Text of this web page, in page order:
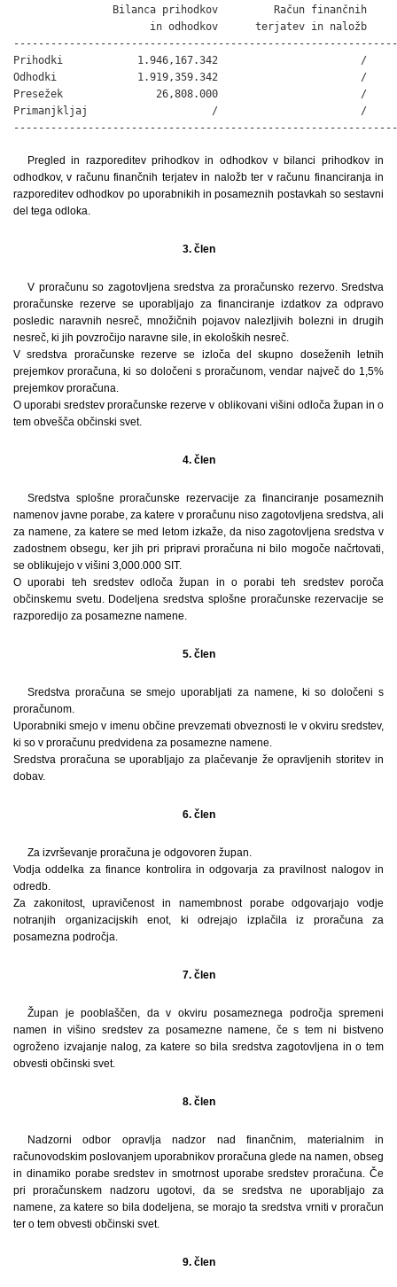
Bilanca prihodkov         Račun finančnih
in odhodkov      terjatev in naložb
Prihodki            1.946,167.342                       /
Odhodki             1.919,359.342                       /
Presežek               26,808.000                       /
Primanjkljaj                    /                       /
Pregled in razporeditev prihodkov in odhodkov v bilanci prihodkov in
odhodkov, v računu finančnih terjatev in naložb ter v računu financiranja in
razporeditev odhodkov po uporabnikih in posameznih postavkah so sestavni
del tega odloka.
3. člen
V proračunu so zagotovljena sredstva za proračunsko rezervo. Sredstva
proračunske rezerve se uporabljajo za financiranje izdatkov za odpravo
posledic naravnih nesreč, množičnih pojavov nalezljivih bolezni in drugih
nesreč, ki jih povzročijo naravne sile, in ekoloških nesreč.
V sredstva proračunske rezerve se izloča del skupno doseženih letnih
prejemkov proračuna, ki so določeni s proračunom, vendar največ do 1,5%
prejemkov proračuna.
O uporabi sredstev proračunske rezerve v oblikovani višini odloča župan in o
tem obvešča občinski svet.
4. člen
Sredstva splošne proračunske rezervacije za financiranje posameznih
namenov javne porabe, za katere v proračunu niso zagotovljena sredstva, ali
za namene, za katere se med letom izkaže, da niso zagotovljena sredstva v
zadostnem obsegu, ker jih pri pripravi proračuna ni bilo mogoče načrtovati,
se oblikujejo v višini 3,000.000 SIT.
O uporabi teh sredstev odloča župan in o porabi teh sredstev poroča
občinskemu svetu. Dodeljena sredstva splošne proračunske rezervacije se
razporedijo za posamezne namene.
5. člen
Sredstva proračuna se smejo uporabljati za namene, ki so določeni s
proračunom.
Uporabniki smejo v imenu občine prevzemati obveznosti le v okviru sredstev,
ki so v proračunu predvidena za posamezne namene.
Sredstva proračuna se uporabljajo za plačevanje že opravljenih storitev in
dobav.
6. člen
Za izvrševanje proračuna je odgovoren župan.
Vodja oddelka za finance kontrolira in odgovarja za pravilnost nalogov in
odredb.
Za zakonitost, upravičenost in namembnost porabe odgovarjajo vodje
notranjih organizacijskih enot, ki odrejajo izplačila iz proračuna za
posamezna področja.
7. člen
Župan je pooblaščen, da v okviru posameznega področja spremeni
namen in višino sredstev za posamezne namene, če s tem ni bistveno
ogroženo izvajanje nalog, za katere so bila sredstva zagotovljena in o tem
obvesti občinski svet.
8. člen
Nadzorni odbor opravlja nadzor nad finančnim, materialnim in
računovodskim poslovanjem uporabnikov proračuna glede na namen, obseg
in dinamiko porabe sredstev in smotrnost uporabe sredstev proračuna. Če
pri proračunskem nadzoru ugotovi, da se sredstva ne uporabljajo za
namene, za katere so bila dodeljena, se morajo ta sredstva vrniti v proračun
ter o tem obvesti občinski svet.
9. člen